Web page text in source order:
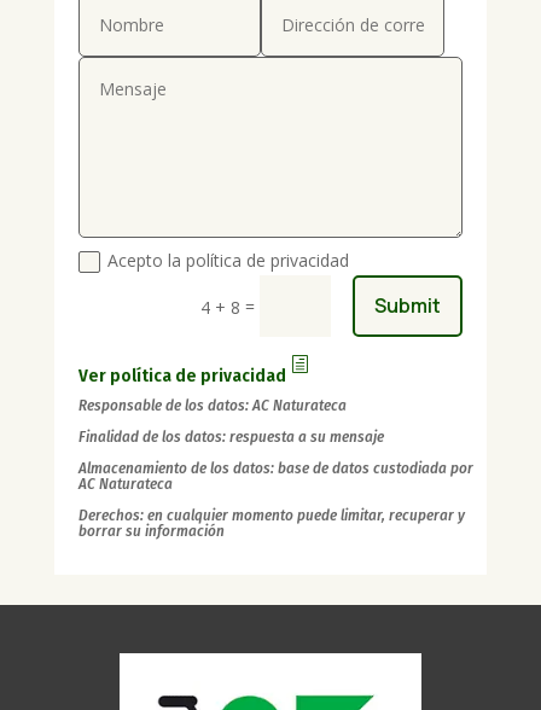
Acepto la política de privacidad
4 + 8 = Submit
Ver política de privacidad
Responsable de los datos: AC Naturateca
Finalidad de los datos: respuesta a su mensaje
Almacenamiento de los datos: base de datos custodiada por
AC Naturateca
Derechos: en cualquier momento puede limitar, recuperar y
borrar su información